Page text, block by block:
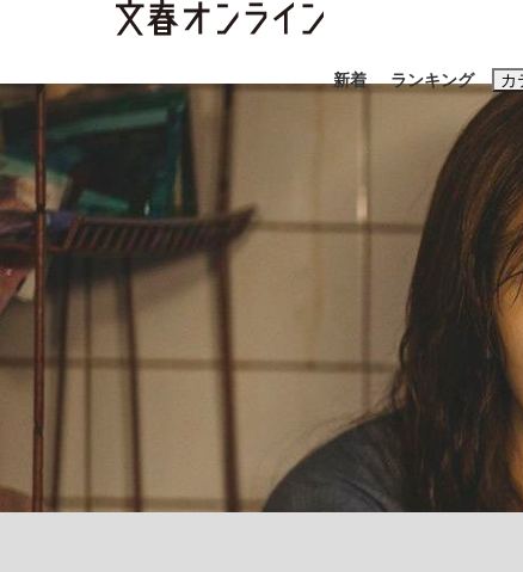
新着 ランキング カ
ニュ
《BTS厳戒トーキョー滞在記》RM→渋谷
終戦から81年
おすすめの
#藤田晋 #
#玉木雄一郎